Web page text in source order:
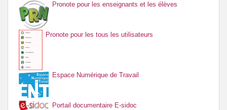
Pronote pour les enseignants et les élèves
Pronote pour les tous les utilisateurs
Espace Numérique de Travail
Portail documentaire E-sidoc